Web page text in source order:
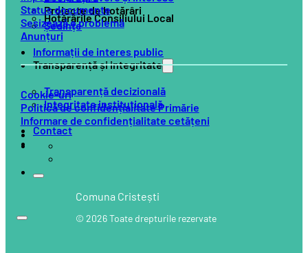
Proiecte de hotărâri
Hotărârile Consiliului Local
Ședințe
Informații de interes public
Transparență și integritate
Transparență decizională
Integritate instituțională
Contact
Status documente
Sesizează o problemă
Anunțuri
Comuna Cristești
© 2026 Toate drepturile rezervate
Cookie-uri
Politică de confidențialitate Primărie
Informare de confidențialitate cetățeni